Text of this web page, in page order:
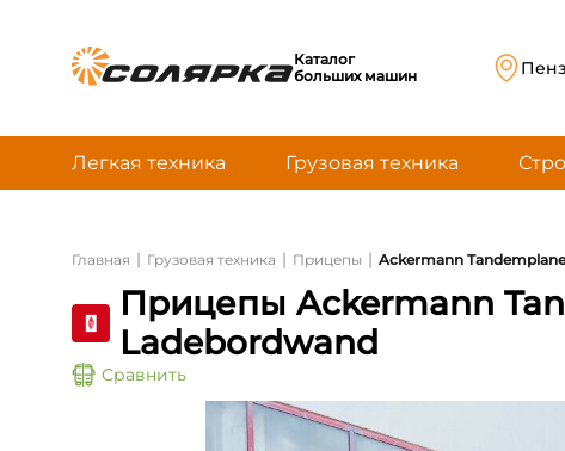
Каталог
больших машин
Легкая техника Грузовая техника
Главная | Грузовая техника | Прицепы | Ackermann
Прицепы Ackermann
Ladebordwand
Сравнить